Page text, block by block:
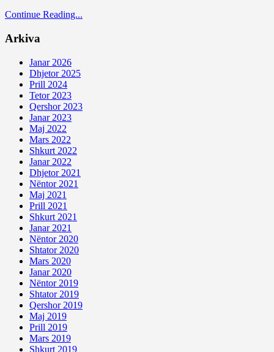
Continue Reading...
Arkiva
Janar 2026
Dhjetor 2025
Prill 2024
Tetor 2023
Qershor 2023
Janar 2023
Maj 2022
Mars 2022
Shkurt 2022
Janar 2022
Dhjetor 2021
Nëntor 2021
Maj 2021
Prill 2021
Shkurt 2021
Janar 2021
Nëntor 2020
Shtator 2020
Mars 2020
Janar 2020
Nëntor 2019
Shtator 2019
Qershor 2019
Maj 2019
Prill 2019
Mars 2019
Shkurt 2019